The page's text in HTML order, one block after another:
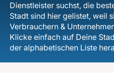
Dienstleister suchst, die
Stadt sind hier gelistet, weil
Verbrauchern &
Klicke einfach auf Deine
der alphabetischen Liste